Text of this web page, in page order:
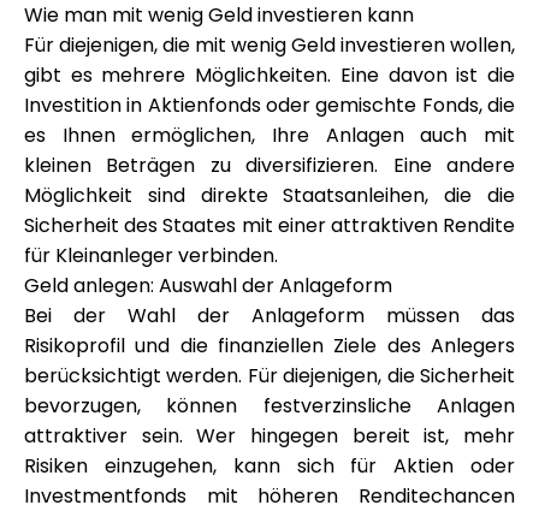
Mein Konto
Finanzierung erhalten
ask@scrambleup.com
+372 712 2955
Wie man mit wenig Geld investieren kann
Für diejenigen, die mit wenig Geld investieren wollen,
gibt es mehrere Möglichkeiten. Eine davon ist die
Investition in Aktienfonds oder gemischte Fonds, die
es Ihnen ermöglichen, Ihre Anlagen auch mit
kleinen Beträgen zu diversifizieren. Eine andere
Möglichkeit sind direkte Staatsanleihen, die die
Sicherheit des Staates mit einer attraktiven Rendite
für Kleinanleger verbinden.
Geld anlegen: Auswahl der Anlageform
Bei der Wahl der Anlageform müssen das
Risikoprofil und die finanziellen Ziele des Anlegers
berücksichtigt werden. Für diejenigen, die Sicherheit
bevorzugen, können festverzinsliche Anlagen
attraktiver sein. Wer hingegen bereit ist, mehr
Risiken einzugehen, kann sich für Aktien oder
Investmentfonds mit höheren Renditechancen